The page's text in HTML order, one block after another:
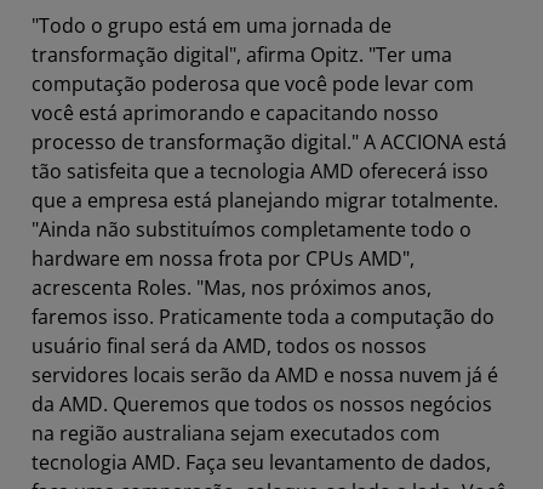
"Todo o grupo está em uma jornada de
transformação digital", afirma Opitz. "Ter uma
computação poderosa que você pode levar com
você está aprimorando e capacitando nosso
processo de transformação digital." A ACCIONA está
tão satisfeita que a tecnologia AMD oferecerá isso
que a empresa está planejando migrar totalmente.
"Ainda não substituímos completamente todo o
hardware em nossa frota por CPUs AMD",
acrescenta Roles. "Mas, nos próximos anos,
faremos isso. Praticamente toda a computação do
usuário final será da AMD, todos os nossos
servidores locais serão da AMD e nossa nuvem já é
da AMD. Queremos que todos os nossos negócios
na região australiana sejam executados com
tecnologia AMD. Faça seu levantamento de dados,